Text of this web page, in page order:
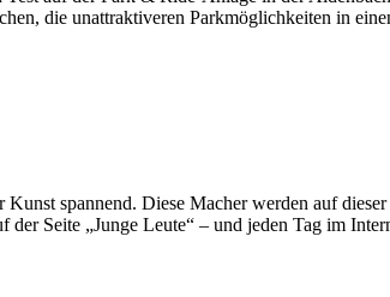
die unattraktiveren Parkmöglichkeiten in
spannend. Diese Macher werden auf
der Seite „Junge Leute“ – und jeden Tag im